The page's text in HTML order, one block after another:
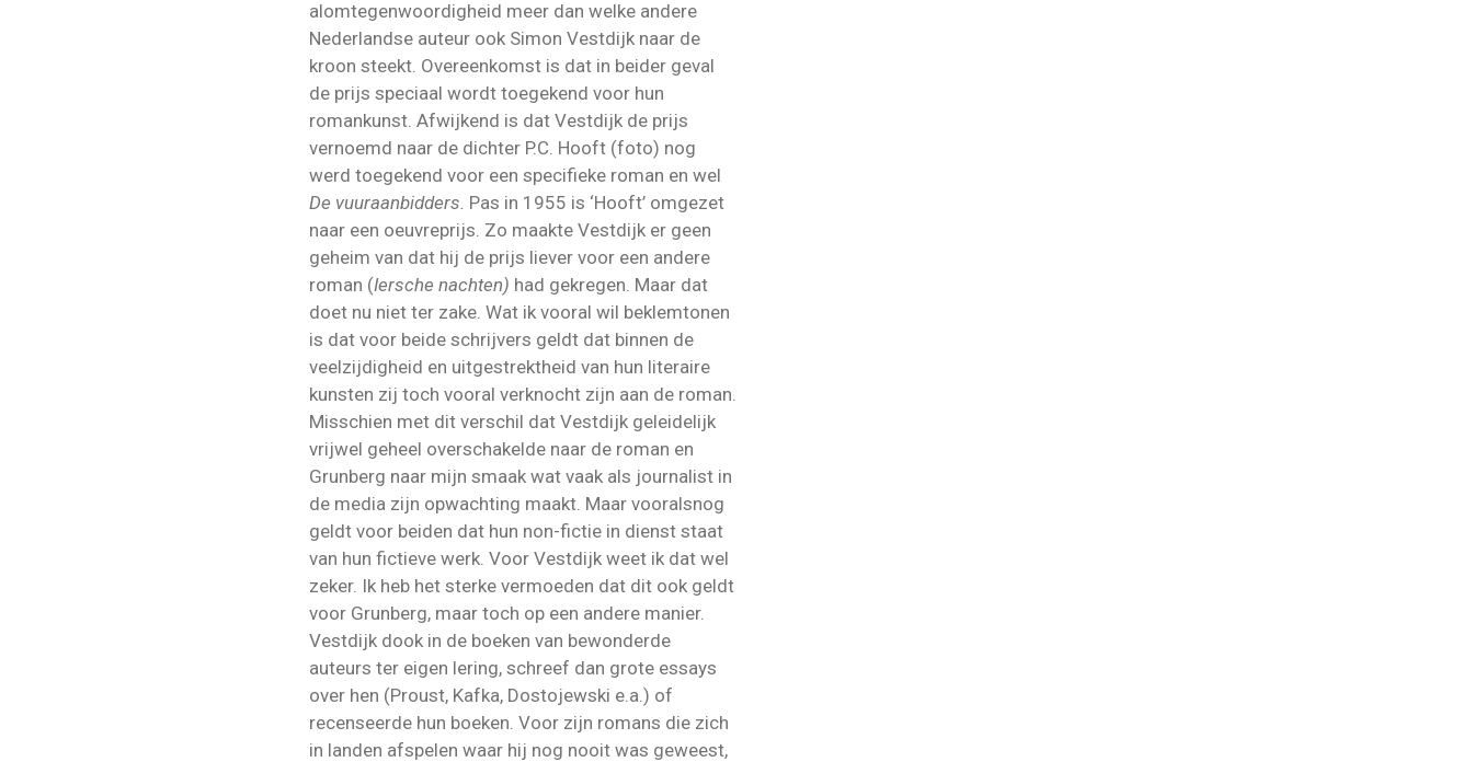
alomtegenwoordigheid meer dan welke andere
Nederlandse auteur ook Simon Vestdijk naar de
kroon steekt. Overeenkomst is dat in beider geval
de prijs speciaal wordt toegekend voor hun
romankunst. Afwijkend is dat Vestdijk de prijs
vernoemd naar de dichter P.C. Hooft (foto) nog
werd toegekend voor een specifieke roman en wel
De vuuraanbidders. Pas in 1955 is ‘Hooft’ omgezet
naar een oeuvreprijs. Zo maakte Vestdijk er geen
geheim van dat hij de prijs liever voor een andere
roman (Iersche nachten) had gekregen. Maar dat
doet nu niet ter zake. Wat ik vooral wil beklemtonen
is dat voor beide schrijvers geldt dat binnen de
veelzijdigheid en uitgestrektheid van hun literaire
kunsten zij toch vooral verknocht zijn aan de roman.
Misschien met dit verschil dat Vestdijk geleidelijk
vrijwel geheel overschakelde naar de roman en
Grunberg naar mijn smaak wat vaak als journalist in
de media zijn opwachting maakt. Maar vooralsnog
geldt voor beiden dat hun non-fictie in dienst staat
van hun fictieve werk. Voor Vestdijk weet ik dat wel
zeker. Ik heb het sterke vermoeden dat dit ook geldt
voor Grunberg, maar toch op een andere manier.
Vestdijk dook in de boeken van bewonderde
auteurs ter eigen lering, schreef dan grote essays
over hen (Proust, Kafka, Dostojewski e.a.) of
recenseerde hun boeken. Voor zijn romans die zich
in landen afspelen waar hij nog nooit was geweest,